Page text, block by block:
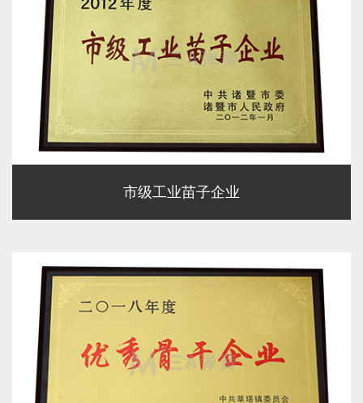
市级工业苗子企业